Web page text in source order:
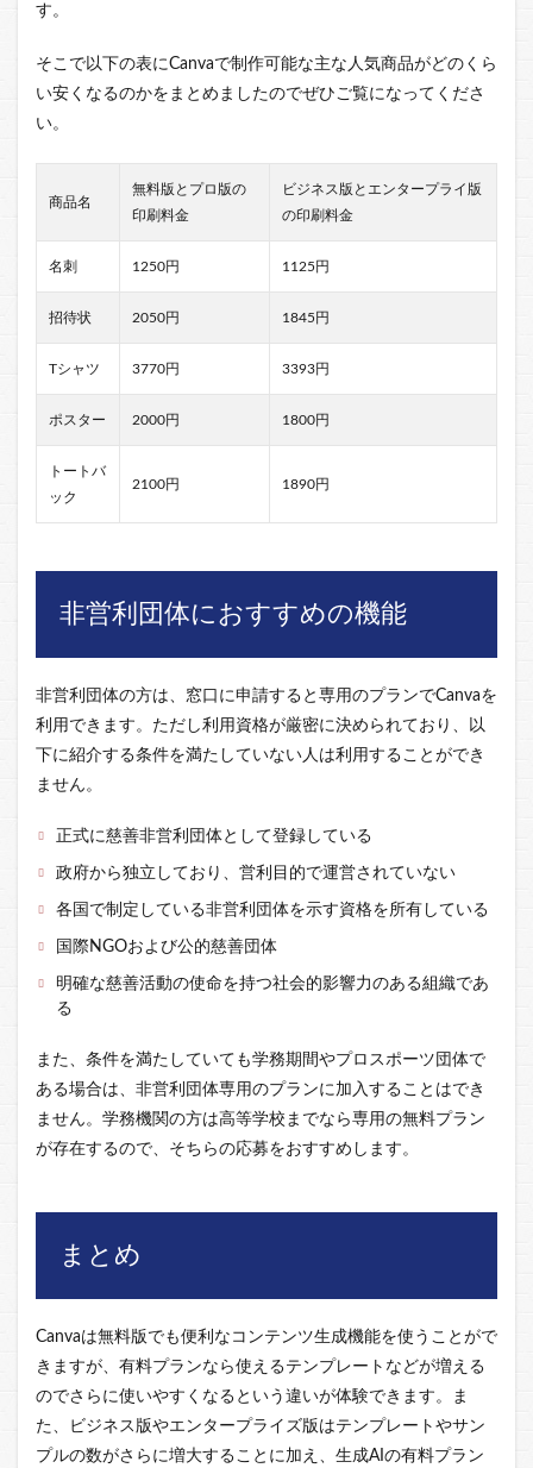
す。
そこで以下の表にCanvaで制作可能な主な人気商品がどのくら
い安くなるのかをまとめましたのでぜひご覧になってくださ
い。
商品名
無料版とプロ版の
印刷料金
ビジネス版とエンタープライ版
の印刷料金
名刺 1250円 1125円
招待状 2050円 1845円
Tシャツ 3770円 3393円
ポスター 2000円 1800円
トートバ
ック
2100円 1890円
非営利団体におすすめの機能
非営利団体の方は、窓口に申請すると専用のプランでCanvaを
利用できます。ただし利用資格が厳密に決められており、以
下に紹介する条件を満たしていない人は利用することができ
ません。
正式に慈善非営利団体として登録している
政府から独立しており、営利目的で運営されていない
各国で制定している非営利団体を示す資格を所有している
国際NGOおよび公的慈善団体
明確な慈善活動の使命を持つ社会的影響力のある組織であ
る
また、条件を満たしていても学務期間やプロスポーツ団体で
ある場合は、非営利団体専用のプランに加入することはでき
ません。学務機関の方は高等学校までなら専用の無料プラン
が存在するので、そちらの応募をおすすめします。
まとめ
Canvaは無料版でも便利なコンテンツ生成機能を使うことがで
きますが、有料プランなら使えるテンプレートなどが増える
のでさらに使いやすくなるという違いが体験できます。ま
た、ビジネス版やエンタープライズ版はテンプレートやサン
プルの数がさらに増大することに加え、生成AIの有料プラン